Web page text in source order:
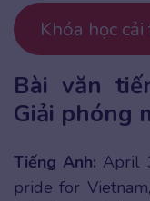
Khóa học
Bài văn
Giải phóng
Tiếng Anh: April
pride for